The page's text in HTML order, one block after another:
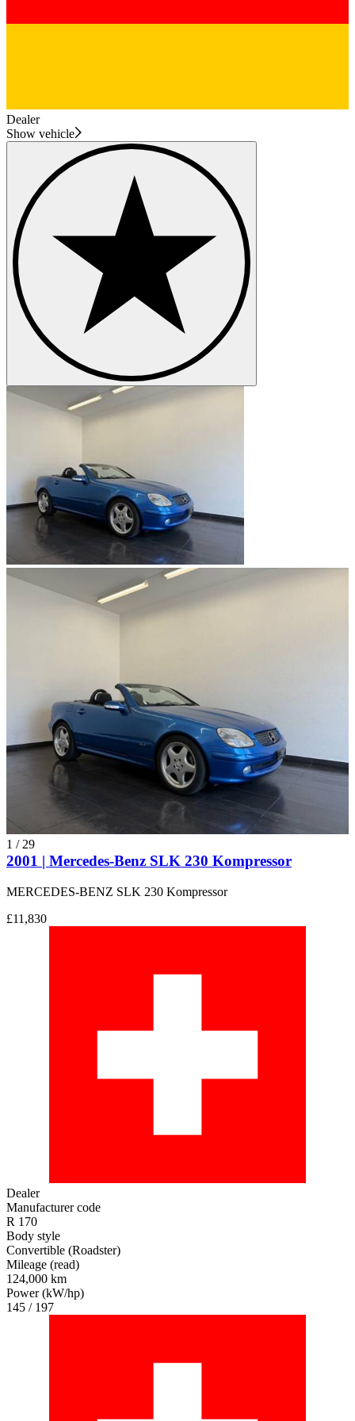
Dealer
Show vehicle
1 / 29
2001 | Mercedes-Benz SLK 230 Kompressor
MERCEDES-BENZ SLK 230 Kompressor
£11,830
Dealer
Manufacturer code
R 170
Body style
Convertible (Roadster)
Mileage (read)
124,000 km
Power (kW/hp)
145 / 197